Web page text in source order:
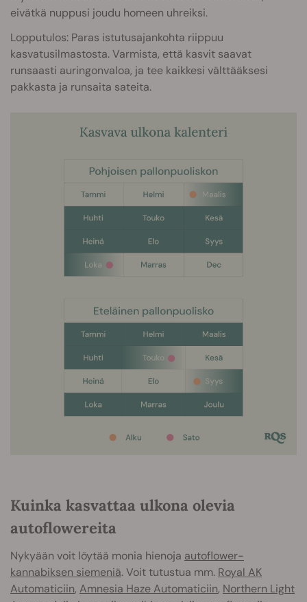
eivätkä nuppusi joudu homeen uhreiksi.
Lopputulos: Paras istutusajankohta riippuu
kasvatusilmastosta. Varmista, että kasvit saavat
runsaasti auringonvaloa, ja tee kaikkesi välttääksesi
pakkasta ja runsaita sateita.
Kuinka kasvattaa ulkona olevia
autoflowereita
Nykyään voit löytää monia hienoja autoflower-
kannabiksen siemeniä. Voit tutustua mm. Royal AK
Automaticiin, Amnesia Haze Automaticiin, Northern Light